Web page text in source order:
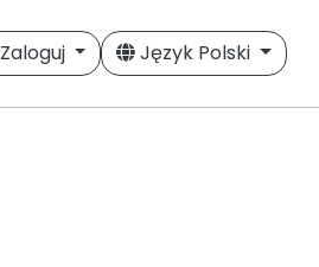
Zaloguj Język Polski